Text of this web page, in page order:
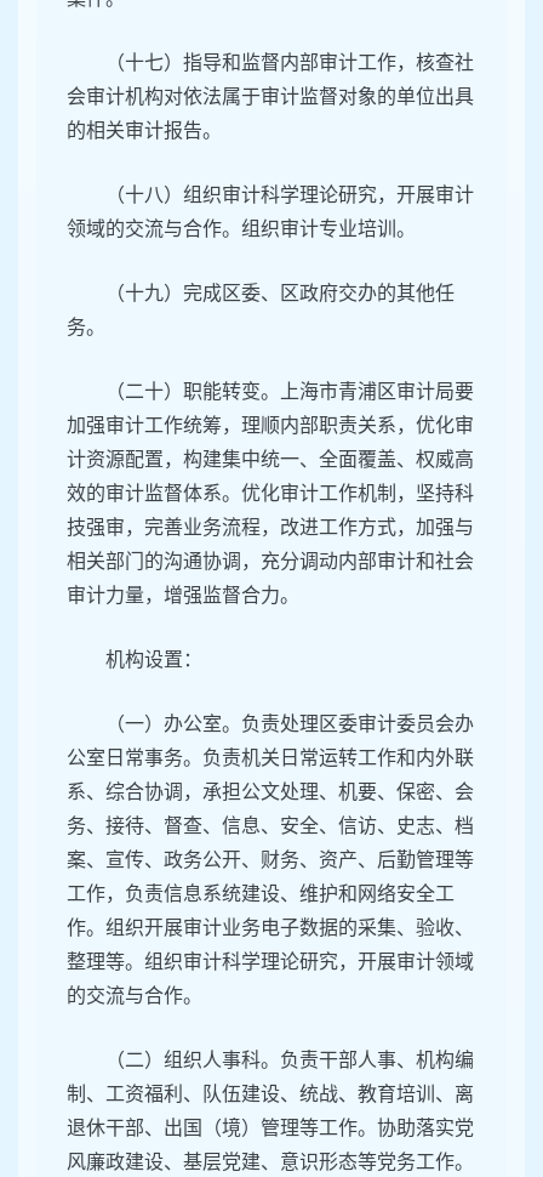
（十七）指导和监督内部审计工作，核查社
会审计机构对依法属于审计监督对象的单位出具
的相关审计报告。
（十八）组织审计科学理论研究，开展审计
领域的交流与合作。组织审计专业培训。
（十九）完成区委、区政府交办的其他任
务。
（二十）职能转变。上海市青浦区审计局要
加强审计工作统筹，理顺内部职责关系，优化审
计资源配置，构建集中统一、全面覆盖、权威高
效的审计监督体系。优化审计工作机制，坚持科
技强审，完善业务流程，改进工作方式，加强与
相关部门的沟通协调，充分调动内部审计和社会
审计力量，增强监督合力。
机构设置：
（一）办公室。负责处理区委审计委员会办
公室日常事务。负责机关日常运转工作和内外联
系、综合协调，承担公文处理、机要、保密、会
务、接待、督查、信息、安全、信访、史志、档
案、宣传、政务公开、财务、资产、后勤管理等
工作，负责信息系统建设、维护和网络安全工
作。组织开展审计业务电子数据的采集、验收、
整理等。组织审计科学理论研究，开展审计领域
的交流与合作。
（二）组织人事科。负责干部人事、机构编
制、工资福利、队伍建设、统战、教育培训、离
退休干部、出国（境）管理等工作。协助落实党
风廉政建设、基层党建、意识形态等党务工作。